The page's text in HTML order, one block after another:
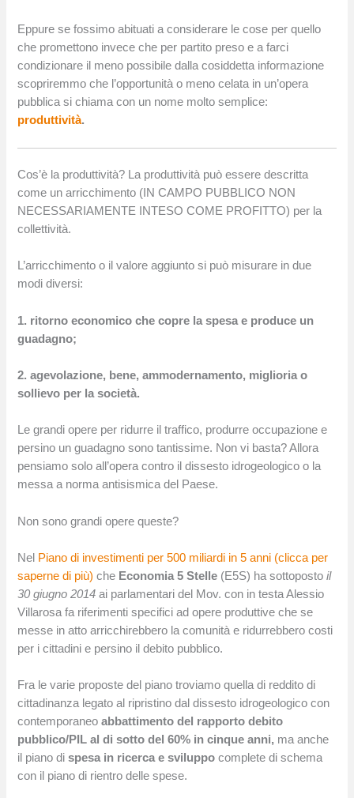
Eppure se fossimo abituati a considerare le cose per quello
che promettono invece che per partito preso e a farci
condizionare il meno possibile dalla cosiddetta informazione
scopriremmo che l’opportunità o meno celata in un’opera
pubblica si chiama con un nome molto semplice:
produttività.
Cos’è la produttività? La produttività può essere descritta
come un arricchimento (IN CAMPO PUBBLICO NON
NECESSARIAMENTE INTESO COME PROFITTO) per la
collettività.
L’arricchimento o il valore aggiunto si può misurare in due
modi diversi:
1. ritorno economico che copre la spesa e produce un
guadagno;
2. agevolazione, bene, ammodernamento, miglioria o
sollievo per la società.
Le grandi opere per ridurre il traffico, produrre occupazione e
persino un guadagno sono tantissime. Non vi basta? Allora
pensiamo solo all’opera contro il dissesto idrogeologico o la
messa a norma antisismica del Paese.
Non sono grandi opere queste?
Nel Piano di investimenti per 500 miliardi in 5 anni (clicca per
saperne di più) che Economia 5 Stelle (E5S) ha sottopostoil
30 giugno 2014 ai parlamentari del Mov. con in testa Alessio
Villarosa fa riferimenti specifici ad opere produttive che se
messe in atto arricchirebbero la comunità e ridurrebbero costi
per i cittadini e persino il debito pubblico.
Fra le varie proposte del piano troviamo quella di reddito di
cittadinanza legato al ripristino dal dissesto idrogeologico con
contemporaneoabbattimento del rapporto debito
pubblico/PIL al di sotto del 60% in cinque anni, ma anche
il piano dispesa in ricerca e sviluppo complete di schema
con il piano di rientro delle spese.